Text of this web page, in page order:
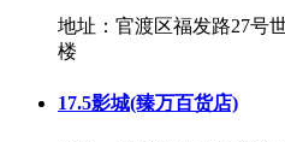
地址：官渡区福发路27号
楼
17.5影城(臻万百货店)